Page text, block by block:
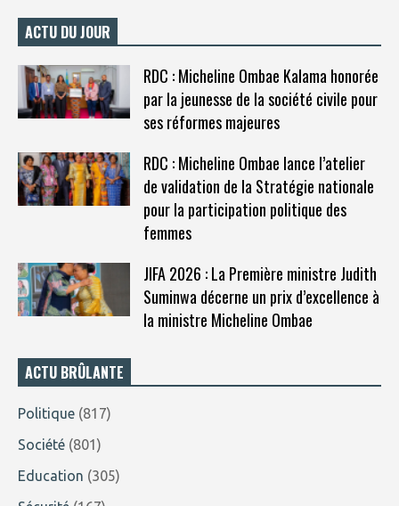
ACTU DU JOUR
RDC : Micheline Ombae Kalama honorée
par la jeunesse de la société civile pour
ses réformes majeures
RDC : Micheline Ombae lance l’atelier
de validation de la Stratégie nationale
pour la participation politique des
femmes
JIFA 2026 : La Première ministre Judith
Suminwa décerne un prix d’excellence à
la ministre Micheline Ombae
ACTU BRÛLANTE
Politique (817)
Société (801)
Education (305)